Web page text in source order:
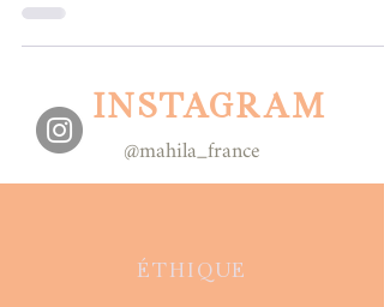
INSTAGRAM
@mahila_france
ÉTHIQUE